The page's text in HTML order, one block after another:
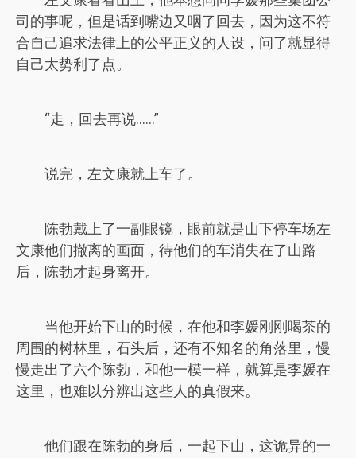
司的事呢，但是话到嘴边又咽了回去，因为这不符
合自己追求法律上的公平正义的人设，问了就显得
自己太势利了点。
“走，回去再说……”
说完，左文康就上车了。
陈勃戴上了一副眼镜，眼前就是山下停车场左
文康他们撤离的画面，待他们的车消失在了山路
后，陈勃才起身离开。
当他开始下山的时候，在他和李媛刚刚喝茶的
周围的树林里，石头后，还有不知名的角落里，慢
慢走出了六个陈勃，和他一模一样，就算是李媛在
这里，也难以分辨出这些人的真假来。
他们跟在陈勃的身后，一起下山，这诡异的一